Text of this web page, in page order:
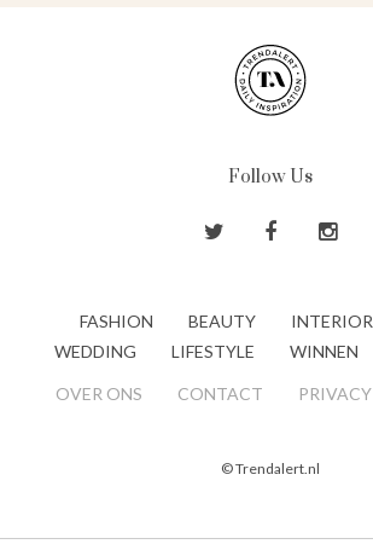
Follow Us
FASHION BEAUTY INTERIOR
WEDDING
LIFESTYLE WINNEN
OVER ONS CONTACT PRIVACY
© Trendalert.nl